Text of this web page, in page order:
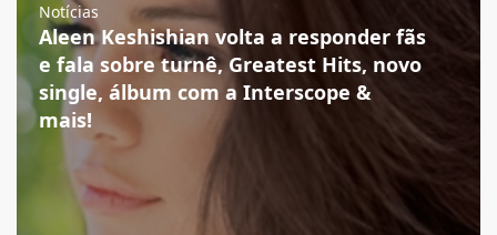
Notícias
Aleen Keshishian volta a responder fãs
e fala sobre turnê, Greatest Hits, novo
single, álbum com a Interscope &
mais!